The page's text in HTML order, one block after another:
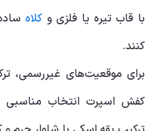
با قاب تیره یا فلزی و کلاه
کنند.
برای موقعیت‌های غیررسمی،
کفش اسپرت انتخاب